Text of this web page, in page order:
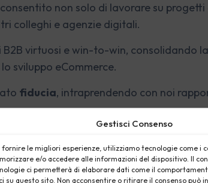
Gestisci Consenso
fornire le migliori esperienze, utilizziamo tecnologie come i
e/o accedere alle informazioni del dispositivo. Il
ci permetterà di elaborare dati come il
su questo sito. Non acconsentire o ritirare il consenso può
non solo di lavorare su
colleghi e agenzie digitali.
virtuosi e win-to-win, consolidando
sviluppo eCommerce.
fiducia, intraprendendo con noi
professionale che tanti clienti e
problemi complessi e velocità nel
il nostro impegno quotidiano è quello